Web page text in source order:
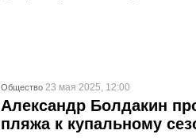
Общество 23 мая 2025, 12:00
Александр Болдакин
пляжа к купальному